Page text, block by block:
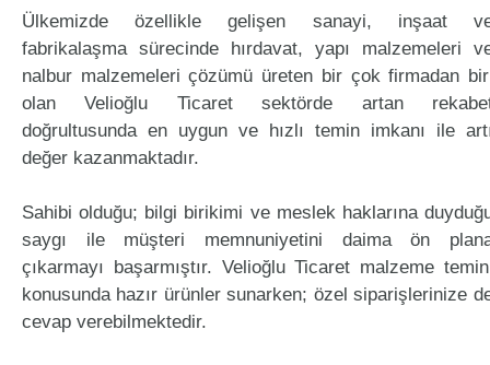
Ülkemizde özellikle gelişen sanayi, inşaat
fabrikalaşma sürecinde hırdavat, yapı malzemeleri
nalbur malzemeleri çözümü üreten bir çok firmadan
olan Velioğlu Ticaret sektörde artan
doğrultusunda en uygun ve hızlı temin imkanı ile
değer kazanmaktadır.
Sahibi olduğu; bilgi birikimi ve meslek haklarına
saygı ile müşteri memnuniyetini daima ön
çıkarmayı başarmıştır. Velioğlu Ticaret malzeme
konusunda hazır ürünler sunarken; özel siparişlerinize
cevap verebilmektedir.